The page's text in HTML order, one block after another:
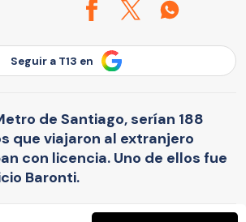
Seguir a T13 en
de Santiago, serían 188
que viajaron al extranjero
con licencia. Uno de ellos fue
Baronti.